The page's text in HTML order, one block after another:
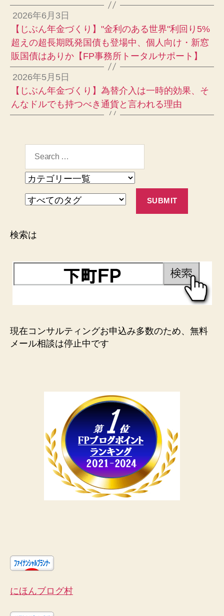
2026年6月3日
【じぶん年金づくり】"金利のある世界"利回り5%
超えの超長期既発国債も登場中、個人向け・新窓
販国債はありか【FP事務所トータルサポート】
2026年5月5日
【じぶん年金づくり】為替介入は一時的効果、そ
んなドルでも持つべき通貨と言われる理由
検索は
現在コンサルティングお申込み多数のため、無料
メール相談は停止中です
にほんブログ村